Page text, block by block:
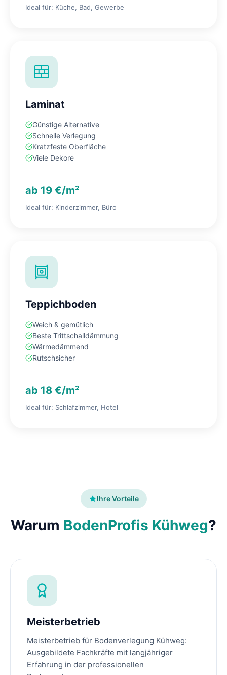
Ideal für: Küche, Bad, Gewerbe
Laminat
Günstige Alternative
Schnelle Verlegung
Kratzfeste Oberfläche
Viele Dekore
ab 19 €/m²
Ideal für: Kinderzimmer, Büro
Teppichboden
Weich & gemütlich
Beste Trittschalldämmung
Wärmedämmend
Rutschsicher
ab 18 €/m²
Ideal für: Schlafzimmer, Hotel
Ihre Vorteile
Warum BodenProfis Kühweg?
Meisterbetrieb
Meisterbetrieb für Bodenverlegung Kühweg:
Ausgebildete Fachkräfte mit langjähriger
Erfahrung in der professionellen